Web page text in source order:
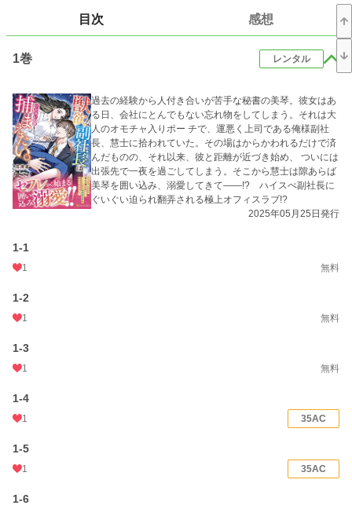
そこからはじまった二人のオトナの関係。
昼間は上司と部下。
しかし、セフレにしては距離感が近いような気がする。
「俺たちは俺たちの関係を作ればいい」
ドライな秘書×欲深な副社長
カラダから始まる愛欲強めのラブストーリー。
24h.ポイント
文字数(レンタル含む)
更新日時
初回公開日時
初回完結日時
週間ポイント
目次 感想
1巻 レンタル
過去の経験から人付き合いが苦手な秘書の美琴。彼女はあ
る日、会社にとんでもない忘れ物をしてしまう。それは大
人のオモチャ入りポー チで、運悪く上司である俺様副社
長、慧士に拾われていた。その場はからかわれるだけで済
んだものの、それ以来、彼と距離が近づき始め、 ついには
出張先で一夜を過ごしてしまう。そこから慧士は隙あらば
美琴を囲い込み、溺愛してきて――!? ハイスぺ副社長に
ぐいぐい迫られ翻弄される極上オフィスラブ!?
2025年05月25日発行
1-1
1 無料
1-2
1 無料
1-3
1 無料
1-4
1 35AC
1-5
1 35AC
1-6